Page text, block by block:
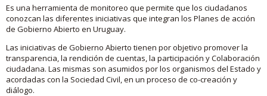
Es una herramienta de monitoreo que permite que los ciudadanos
conozcan las diferentes iniciativas que integran los Planes de acción
de Gobierno Abierto en Uruguay.
Las iniciativas de Gobierno Abierto tienen por objetivo promover la
transparencia, la rendición de cuentas, la participación y Colaboración
ciudadana. Las mismas son asumidos por los organismos del Estado y
acordadas con la Sociedad Civil, en un proceso de co-creación y
diálogo.